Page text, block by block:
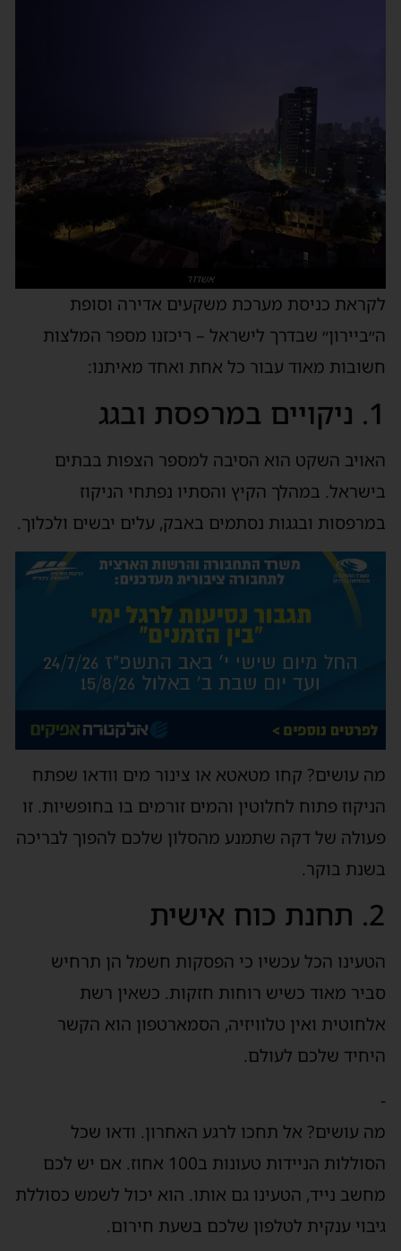
אשדוד
לקראת כניסת מערכת משקעים אדירה וסופת
ה״ביירון״ שבדרך לישראל – ריכזנו מספר המלצות
חשובות מאוד עבור כל אחת ואחד מאיתנו:
1. ניקויים במרפסת ובגג
האויב השקט הוא הסיבה למספר הצפות בבתים
בישראל. במהלך הקיץ והסתיו נפתחי הניקוז
במרפסות ובגגות נסתמים באבק, עלים יבשים ולכלוך.
מה עושים? קחו מטאטא או צינור מים וודאו שפתח
הניקוז פתוח לחלוטין והמים זורמים בו בחופשיות. זו
פעולה של דקה שתמנע מהסלון שלכם להפוך לבריכה
בשנת בוקר.
2. תחנת כוח אישית
הטעינו הכל עכשיו כי הפסקות חשמל הן תרחיש
סביר מאוד כשיש רוחות חזקות. כשאין רשת
אלחוטית ואין טלוויזיה, הסמארטפון הוא הקשר
היחיד שלכם לעולם.
-
מה עושים? אל תחכו לרגע האחרון. ודאו שכל
הסוללות הניידות טעונות ב100 אחוז. אם יש לכם
מחשב נייד, הטעינו גם אותו. הוא יכול לשמש כסוללת
גיבוי ענקית לטלפון שלכם בשעת חירום.